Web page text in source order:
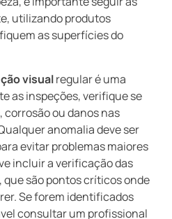
utilizando produtos
as superfícies do
visualregular é uma
as inspeções, verifique se
corrosão ou danos nas
anomalia deve ser
evitar problemas maiores
incluir a verificação das
que são pontos críticos onde
Se forem identificados
consultar um profissional